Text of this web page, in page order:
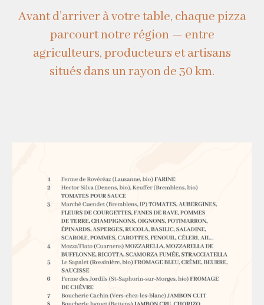
Avant d’arriver à votre table, chaque pizza
parcourt notre région — entre
agriculteurs, producteurs et artisans
situés dans un rayon de 30 km.